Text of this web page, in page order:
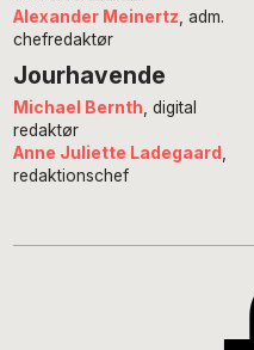
Alexander Meinertz , adm.
chefredaktør
Jourhavende
Michael Bernth, digital
redaktør
Anne Juliette Ladegaard ,
redaktionschef